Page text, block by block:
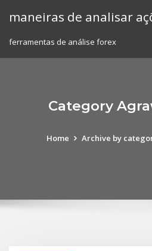
maneiras de analisar
ferramentas de análise forex
Category
Home Archive by